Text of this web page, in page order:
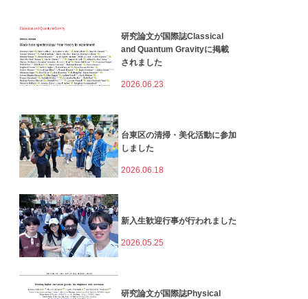
研究論文が国際誌Classical
and Quantum Gravityに掲載
されました
2026.06.23
台東区の清掃・美化活動に参加
しました
2026.06.18
新入生歓迎行事が行われました
2026.05.25
研究論文が国際誌Physical